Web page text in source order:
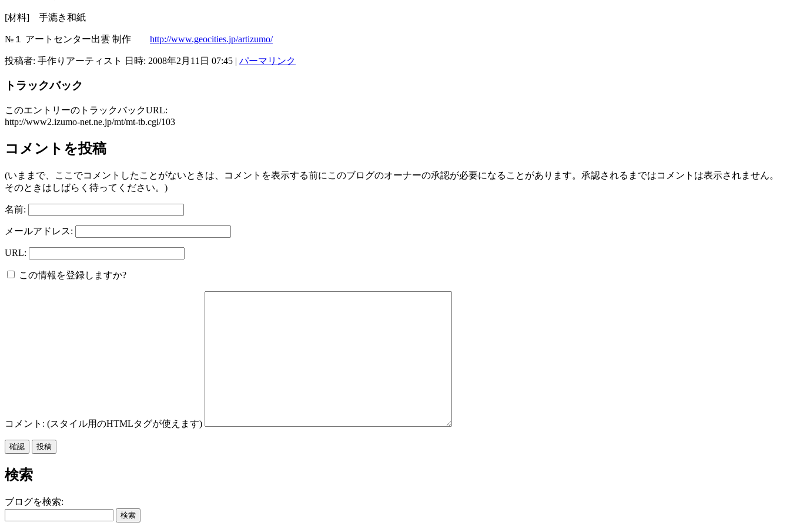
[材料] 手漉き和紙
№１ アートセンター出雲 制作 http://www.geocities.jp/artizumo/
投稿者: 手作りアーティスト 日時: 2008年2月11日 07:45 | パーマリンク
トラックバック
このエントリーのトラックバックURL:
http://www2.izumo-net.ne.jp/mt/mt-tb.cgi/103
コメントを投稿
(いままで、ここでコメントしたことがないときは、コメントを表示する前にこのブログのオーナーの承認が必要になることがあります。承認されるまではコメントは表示されません。
そのときはしばらく待ってください。)
名前:
メールアドレス:
URL:
この情報を登録しますか?
コメント: (スタイル用のHTMLタグが使えます)
検索
ブログを検索: